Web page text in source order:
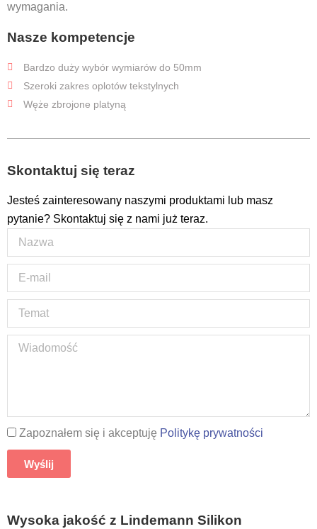
wymagania.
Nasze kompetencje
Bardzo duży wybór wymiarów do 50mm
Szeroki zakres oplotów tekstylnych
Węże zbrojone platyną
Skontaktuj się teraz
Jesteś zainteresowany naszymi produktami lub masz
pytanie? Skontaktuj się z nami już teraz.
Zapoznałem się i akceptuję Politykę prywatności
Wyślij
Wysoka jakość z Lindemann Silikon